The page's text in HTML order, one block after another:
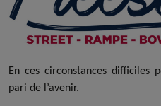
En ces circonstances difficiles
pari de l’avenir.